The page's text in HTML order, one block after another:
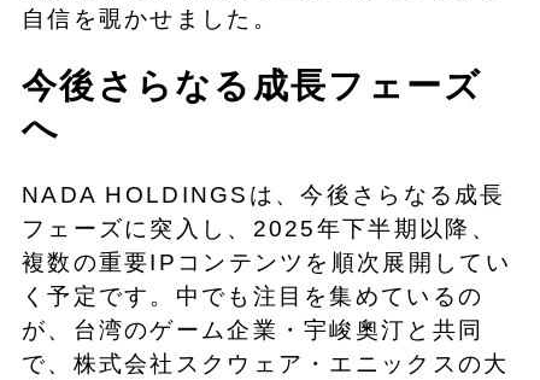
自信を覗かせました。
今後さらなる成長フェーズ
へ
NADA HOLDINGSは、今後さらなる成長
フェーズに突入し、2025年下半期以降、
複数の重要IPコンテンツを順次展開してい
く予定です。中でも注目を集めているの
が、台湾のゲーム企業・宇峻奧汀と共同
で、株式会社スクウェア・エニックスの大